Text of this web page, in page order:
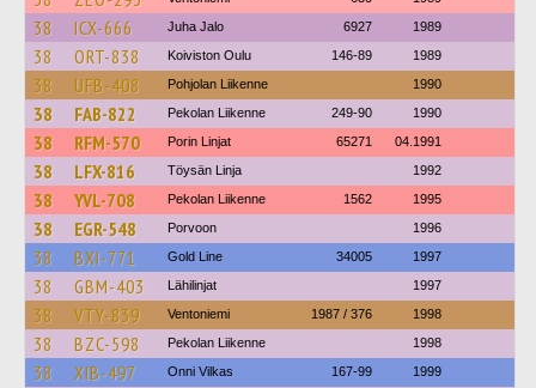
38 ICX-666 Juha Jalo 6927 1989
38 ORT-838 Koiviston Oulu 146-89 1989
38 UFB-408 Pohjolan Liikenne 1990
38 FAB-822 Pekolan Liikenne 249-90 1990
38 RFM-570 Porin Linjat 65271 04.1991
38 LFX-816 Töysän Linja 1992
38 YVL-708 Pekolan Liikenne 1562 1995
38 EGR-548 Porvoon 1996
38 BXI-771 Gold Line 34005 1997
38 GBM-403 Lähilinjat 1997
38 VTY-839 Ventoniemi 1987 / 376 1998
38 BZC-598 Pekolan Liikenne 1998
38 XIB-497 Onni Vilkas 167-99 1999